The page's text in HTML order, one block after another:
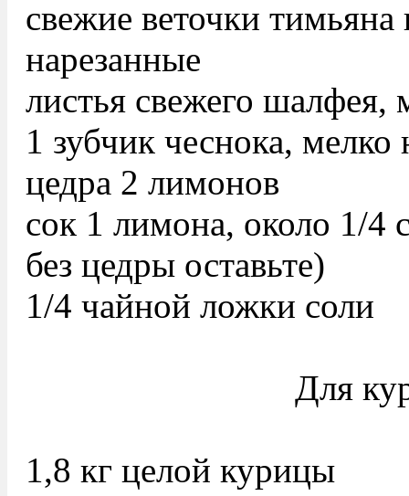
свежие веточки
нарезанные
листья свежего шалфея,
1 зубчик чеснока, мелко
цедра 2 лимонов
сок 1 лимона, около 1/4
без цедры оставьте)
1/4 чайной ложки соли
Для
1,8 кг целой курицы